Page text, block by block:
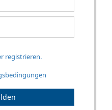
registrieren.